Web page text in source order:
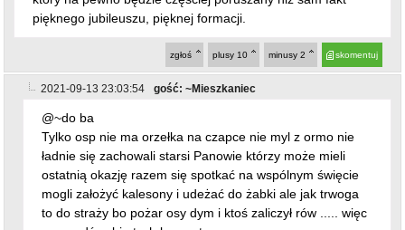
to do straży bo pożar osy dym i ktoś zaliczył rów ..... więc
oszczędź sobie tych komentarzy
gość: ~Spragniony
A gdzie było spragnionych napoić, głodnych nakarmić.
skomentuj
minusy0
plusy 0
zgłoś
powrót